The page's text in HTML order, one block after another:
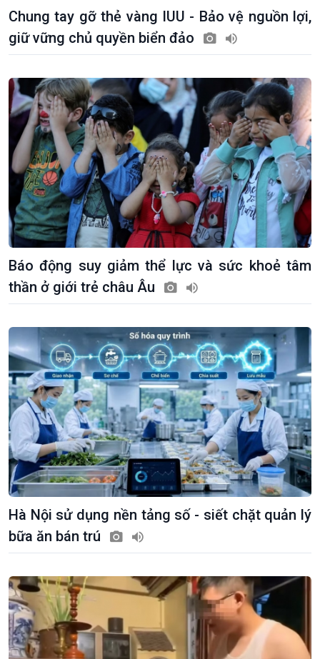
Tin Kinh tế
Trước giờ mở cửa
Dòng chảy Kinh tế
Sức sống hàng Việt
Khởi nghiệp
Tuyên chiến với gian lận
thương mại
Tin Nông nghiệp & Biển
đảo
Mùa vàng
Biển đảo Việt Nam
Tâm tình biên giới và hải
đảo
Tìm hiểu biển, đảo Việt
Nam
Chung tay gỡ thẻ vàng IUU - Bảo vệ nguồn lợi,
giữ vững chủ quyền biển đảo
Báo động suy giảm thể lực và sức khoẻ tâm
thần ở giới trẻ châu Âu
Hà Nội sử dụng nền tảng số - siết chặt quản lý
bữa ăn bán trú